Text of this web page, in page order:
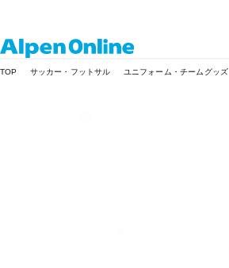
Online
TOP サッカー・フットサル ユニフォーム・チームグッズ